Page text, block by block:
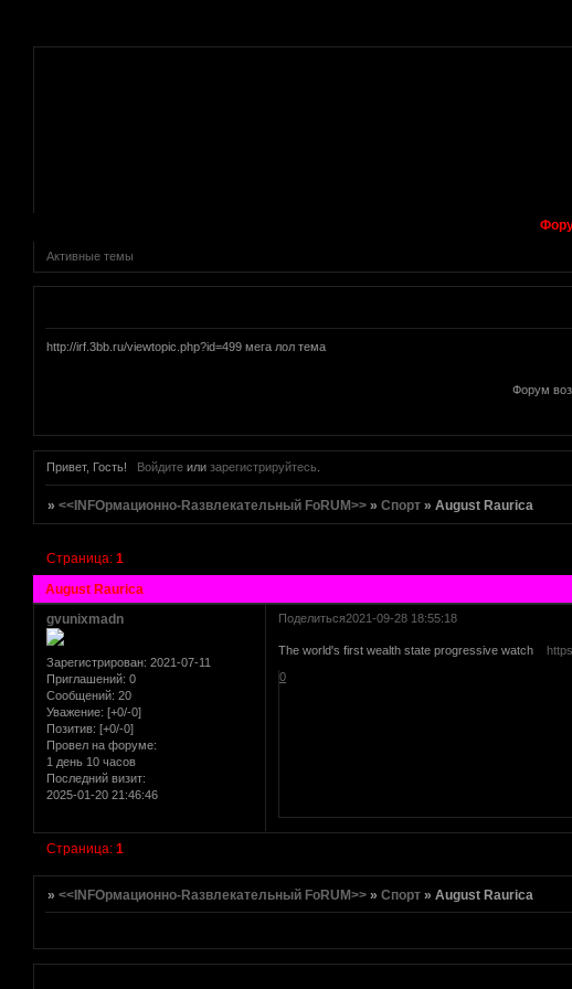
Активные темы
http://irf.3bb.ru/viewtopic.php?id=499 мега лол тема
Форум
Привет, Гость! Войдитеили зарегистрируйтесь.
»<<INFOрмационно-Rазвлекательный FoRUM>> »Спорт »August Raurica
August Raurica
Страница:1
Поделиться2021-09-28 18:55:18
gvunixmadn
Зарегистрирован: 2021-07-11
Приглашений: 0
Сообщений: 20
Уважение: [+0/-0]
Позитив: [+0/-0]
Провел на форуме:
1 день 10 часов
Последний визит:
2025-01-20 21:46:46
The world's first wealth state progressive watch
0
Страница:1
»<<INFOрмационно-Rазвлекательный FoRUM>> »Спорт »August Raurica
href="http://altmetal.mybb.ru" target=AltmetalForum>
[реклама вместо картинки]
[реклама вместо картинки]
[реклама вместо картинки]
[реклама вместо картинки]